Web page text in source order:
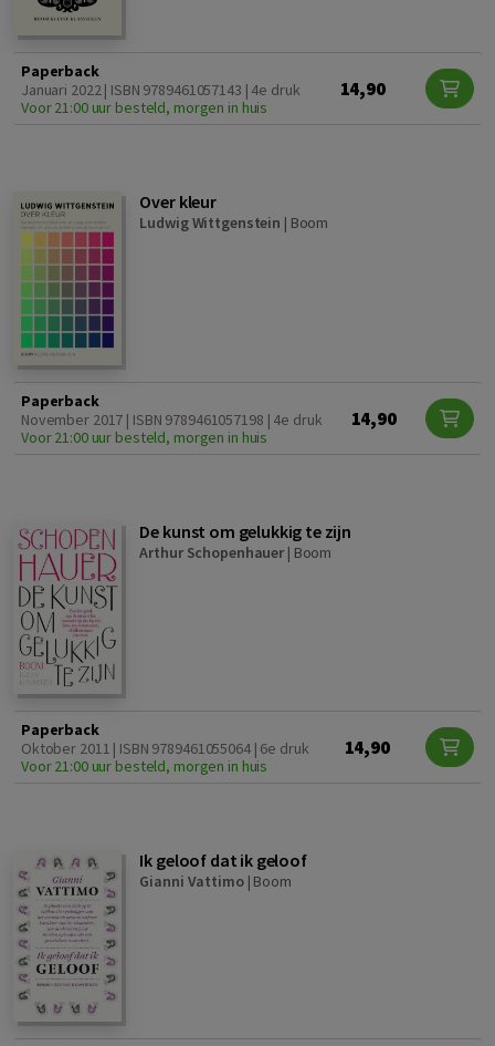
Paperback
Januari 2022 | ISBN 9789461057143 | 4e druk
Voor 21:00 uur besteld, morgen in huis
14,90
Over kleur
Ludwig Wittgenstein | Boom
Paperback
November 2017 | ISBN 9789461057198 | 4e druk
Voor 21:00 uur besteld, morgen in huis
14,90
De kunst om gelukkig te zijn
Arthur Schopenhauer | Boom
Paperback
Oktober 2011 | ISBN 9789461055064 | 6e druk
Voor 21:00 uur besteld, morgen in huis
14,90
Ik geloof dat ik geloof
Gianni Vattimo| Boom